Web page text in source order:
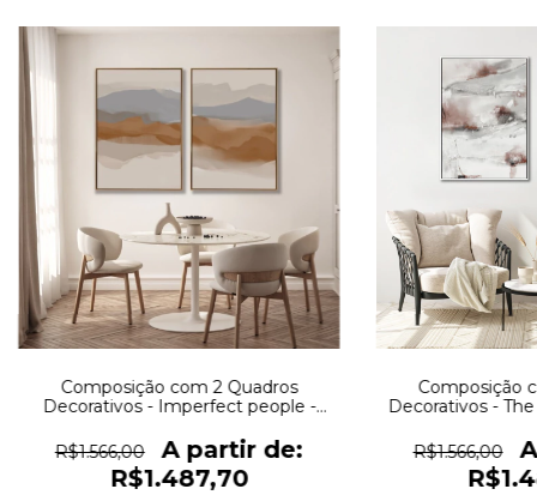
Composição com 2 Quadros
Decorativos - Imperfect people -
R$1.566,00
R$1.487,70
Composição
Decorativos -
R$1.566,00